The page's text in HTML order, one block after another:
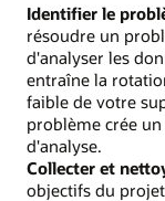
Identifier le
résoudre un
d'analyser les
entraîne la
faible de votre
problème crée
d'analyse.
Collecter et
objectifs du